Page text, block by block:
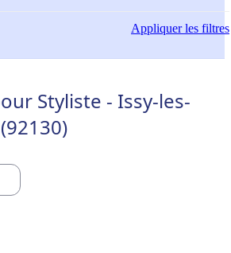
Appliquerles filtres
Styliste - Issy-les-